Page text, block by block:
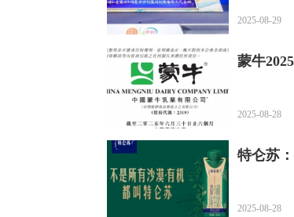
2025-08-29
蒙牛
2025-08-28
特仑苏
2025-08-28